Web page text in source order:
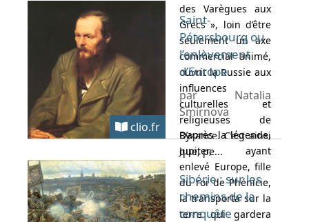
des Varègues aux
Grecs », loin d’être
seulement un axe
commercial animé,
ouvrit la Russie aux
influences
culturelles et
religieuses de
Byzance. C’est ainsi
que, pe...
clio.fr
Saint-
Pétersbourg ou
l’enlèvement
d’Europe
par Natalia
Smirnova
D’après la légende,
Jupiter, ayant
enlevé Europe, fille
du roi de Phénicie,
la transporta sur la
terre qui gardera
Sibérie : sur les
chemins de la
conquête